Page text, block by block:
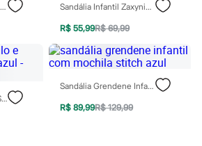
Sandália Infantil Barbie Grendene Pink Sandália Infantil Zaxynina Grendene Rosa
R$ 55,99R$ 69,99
Sandália Infantil Lilo E Stitch Com Elástico Azul - Rosa
Sandália Grendene Infantil Com Mochila Stitch Azul
R$ 89,99R$ 129,99